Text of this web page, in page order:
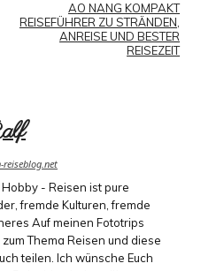
AO NANG KOMPAKT
REISEFÜHRER ZU STRÄNDEN,
ANREISE UND BESTER
REISEZEIT
- Reisen ist pure
fremde Kulturen, fremde
Auf meinen Fototrips
Thema Reisen und diese
teilen. Ich wünsche Euch